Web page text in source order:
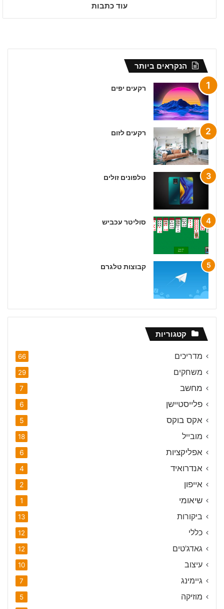
עוד כתבות
הנקראים ביותר
רקעים יפים
רקעים לזום
טלפונים זולים
סוליטר עכביש
קבוצות טלגרם
קטגוריות
מדריכים 66
משחקים 29
מחשב 7
פלייסטיישן 6
אקס בוקס 5
מובייל 18
אפליקציות 6
אנדרואיד 4
אייפון 2
שיאומי 1
ביקורות 13
כללי 12
גאדג'טים 12
עיצוב 10
גיימינג 7
מוזיקה 5